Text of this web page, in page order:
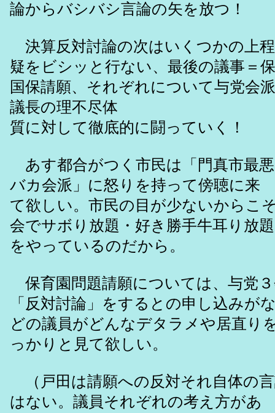
論からバシバシ言論の矢を放つ！
決算反対討論の次はいくつかの上
疑をビシッと行ない、最後の議事＝
国保請願、それぞれについて与党会
議長の理不尽体
質に対して徹底的に闘っていく！
あす都合がつく市民は「門真市最
バカ会派」に怒りを持って傍聴に来
て欲しい。市民の目が少ないからこ
会でサボり放題・好き勝手牛耳り放題
をやっているのだから。
保育園問題請願については、与党
「反対討論」をするとの申し込みが
どの議員がどんなデタラメや居直り
っかりと見て欲しい。
（戸田は請願への反対それ自体の
はない。議員それぞれの考え方があ